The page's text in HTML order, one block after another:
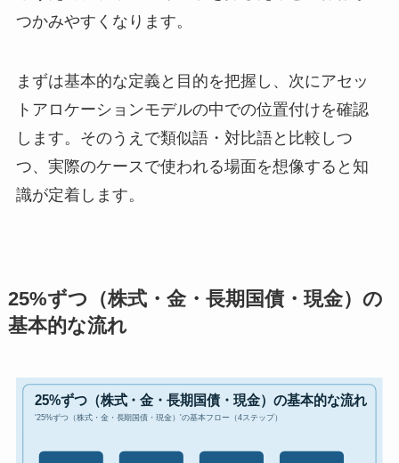
つかみやすくなります。
まずは基本的な定義と目的を把握し、次にアセッ
トアロケーションモデルの中での位置付けを確認
します。そのうえで類似語・対比語と比較しつ
つ、実際のケースで使われる場面を想像すると知
識が定着します。
25%ずつ（株式・金・長期国債・現金）の
基本的な流れ